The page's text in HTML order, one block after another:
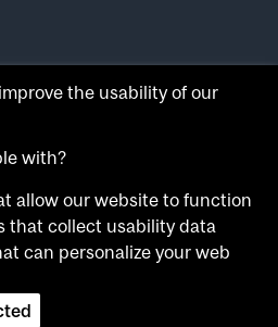
and expert opinions? Try
to what’snew@mcgill?
our online form.
article? Email us at
the usability of our
with?
allow our website to function
that collect usability data
can personalize your web